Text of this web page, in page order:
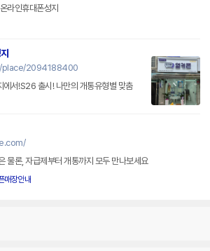
라인휴대폰성지
place/2094188400
에서!S26 출시! 나만의 개통유형별 맞춤
물론, 자급제부터 개통까지 모두 만나보세요
매장안내